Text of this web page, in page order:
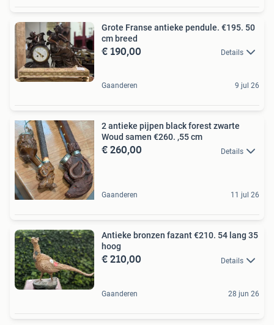
Grote Franse antieke pendule. €195. 50
cm breed
€ 190,00 Details
Gaanderen 9 jul 26
2 antieke pijpen black forest zwarte
Woud samen €260. ,55 cm
€ 260,00 Details
Gaanderen 11 jul 26
Antieke bronzen fazant €210. 54 lang 35
hoog
€ 210,00 Details
Gaanderen 28 jun 26